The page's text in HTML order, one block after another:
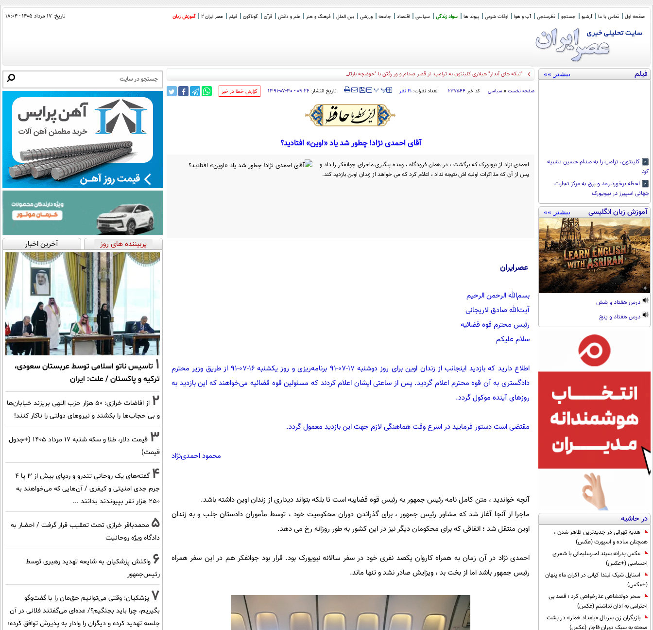
صفحه اول تماس با ما آرشیو جستجو نظرسنجی آب و هوا اوقات شرعی پیوند ها سواد زندگی سیاسی اقتصاد جامعه ورزشی بین الملل فرهنگ و هنر علم و دانش قرآن گوناگون فیلم عصر ایران 2 آموزش زبان تاریخ: ۱۷ مرداد ۱۴۰۵ - ۱۸:۰۴
فیلم بیشتر »»
کلینتون، ترامپ را به صدام حسین تشبیه
کرد
لحظه برخورد رعد و برق به مرکز تجارت
جهانی اسپیرز در نیویورک
آموزش زبان انگلیسی بیشتر »»
درس هفتاد و شش
درس هفتاد و پنج
در حاشیه
هدیه تهرانی در جدیدترین ظاهر شدن ،
همچنان ساده و اسپورت (عکس)
عکس پدرانه سپند امیرسلیمانی با شعری
احساسی (+عکس)
استایل شیک لیندا کیانی در اکران ماه پنهان
(+عکس)
سحر دولتشاهی عذرخواهی کرد ؛ قصد بی
احترامی به اذان نداشتم (عکس)
بازیگران زن سریال «بامداد خمار» در پشت
صحنه به سبک دوران قاجار (عکس)
"تیکه های آبدار" هیلاری کلینتون به ترامپ: از قصر صدام و ور رفتن با "حوضچه بازتاب" تا وزیر جمع آوری طل
صفحه نخست » سیاسی کد خبر ۲۳۷۵۴۴ تعداد نظرات: ۲۱ نظر ‍‍‍ پپ تاریخ انتشار:۰۹:۲۶ - ۳۰-۰۷-۱۳۹۱ ‌گزارش خطا در خبر
آقای احمدی نژاد! چطور شد یاد «اوین» افتادید؟
احمدی نژاد از نیویورک که برگشت ، در همان فرودگاه ، وعده پیگیری ماجرای جوانفکر را داد و
پس از آن که مذاکرات اولیه اش نتیجه نداد ، اعلام کرد که می خواهد از زندان اوین بازدید کند.
عصرایران
بسم‌الله الرحمن الرحیم
آیت‌الله صادق لاریجانی
رئیس محترم قوه قضائیه
سلام علیکم
اطلاع دارید که بازدید اینجانب از زندان اوین برای روز دوشنبه 17-07-91 برنامه‌ریزی و روز یکشنبه 16-07-91 از طریق وزیر محترم
دادگستری به آن قوه محترم اعلام گردید. پس از ساعتی ایشان اعلام کردند که مسئولین قوه قضائیه می‌خواهند که این بازدید به
روزهای آینده موکول گردد.
مقتضی است دستور فرمایید در اسرع وقت هماهنگی لازم جهت این بازدید معمول گردد.
محمود احمدی‌نژاد
آنچه خواندید ، متن کامل نامه رئیس جمهور به رئیس قوه قضاییه است تا بلکه بتواند دیداری از زندان اوین داشته باشد.
ماجرا از آنجا آغاز شد که مشاور رئیس جمهور ، برای گذراندن دوران محکومیت خود ، توسط مأموران دادستان جلب و به زندان
اوین منتقل شد ؛ اتفاقی که برای محکومان دیگر نیز در این کشور به طور روزانه رخ می دهد.
احمدی نژاد در آن زمان به همراه کاروان یکصد نفری خود در سفر سالانه نیویورک بود. قرار بود جوانفکر هم در این سفر همراه
رئیس جمهور باشد اما از بخت بد ، ویزایش صادر نشد و تنها ماند.
پربیننده های روز آخرین اخبار
1 تاسیس ناتو اسلامی توسط عربستان سعودی،
ترکیه و پاکستان / علت: ایران
2
از افاضات خرازی: ۵۰ هزار حزب اللهی بریزند خیابان‌ها
و بی حجاب‌ها را بکشند و نیرو‌های دولتی را ناکار کنند!
3
قیمت دلار، طلا و سکه شنبه ۱۷ مرداد ۱۴۰۵ (+جدول
قیمت)
4
گفته‌های یک روحانی تندرو و ردپای بیش از ۳ یا ۴
جرم جدی امنیتی و کیفری / آن‌هایی که می‌خواهند به
۲۵۰ هزار نفر بپیوندند بدانند ...
5 محمدباقر خرازی تحت تعقیب قرار گرفت / احضار به
دادگاه ویژه روحانیت
6 واکنش پزشکیان به شایعه تهدید رهبری توسط
رئیس‌جمهور
7 پزشکیان: وقتی می‌توانیم حق‌مان را با گفت‌وگو
بگیریم، چرا باید بجنگیم؟/ عده‌ای می‌گفتند فلانی در آن
جلسه تهدید کرده و دیگران را وادار به پذیرش توافق کرده؛